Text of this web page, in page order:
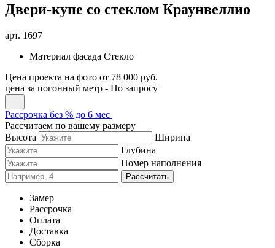
Двери-купе со стеклом Краунвеллио
арт. 1697
Материал фасада Стекло
Цена проекта на фото от 78 000 руб.
цена за погонный метр - По запросу
Рассрочка без % до 6 мес
Рассчитаем по вашему размеру
Высота
Ширина
Глубина
Номер наполнения
Рассчитать
Замер
Рассрочка
Оплата
Доставка
Сборка